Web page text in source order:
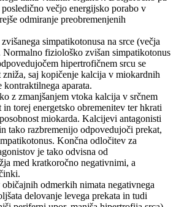
večjo energijsko porabo v
odmiranje preobremenjenih
simpatikotonusa na srce (večja
fiziološko zvišan simpatikotonus
hipertrofičnem srcu se
zniža, saj kopičenje kalcija v miokardnih
kontraktilnega aparata.
z zmanjšanjem vtoka kalcija v srčnem
torej energetsko obremenitev ter hkrati
miokarda. Kalcijevi antagonisti
tako razbremenijo odpovedujoči prekat,
Končna odločitev za
je tako odvisna od
med kratkoročno negativnimi, a
odmerkih nimata negativnega
delovanje levega prekata in tudi